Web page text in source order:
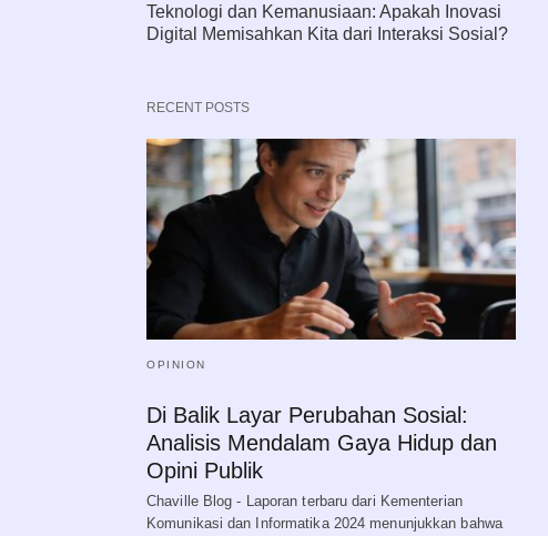
Teknologi dan Kemanusiaan: Apakah Inovasi
Digital Memisahkan Kita dari Interaksi Sosial?
RECENT POSTS
OPINION
Di Balik Layar Perubahan Sosial:
Analisis Mendalam Gaya Hidup dan
Opini Publik
Chaville Blog - Laporan terbaru dari Kementerian
Komunikasi dan Informatika 2024 menunjukkan bahwa